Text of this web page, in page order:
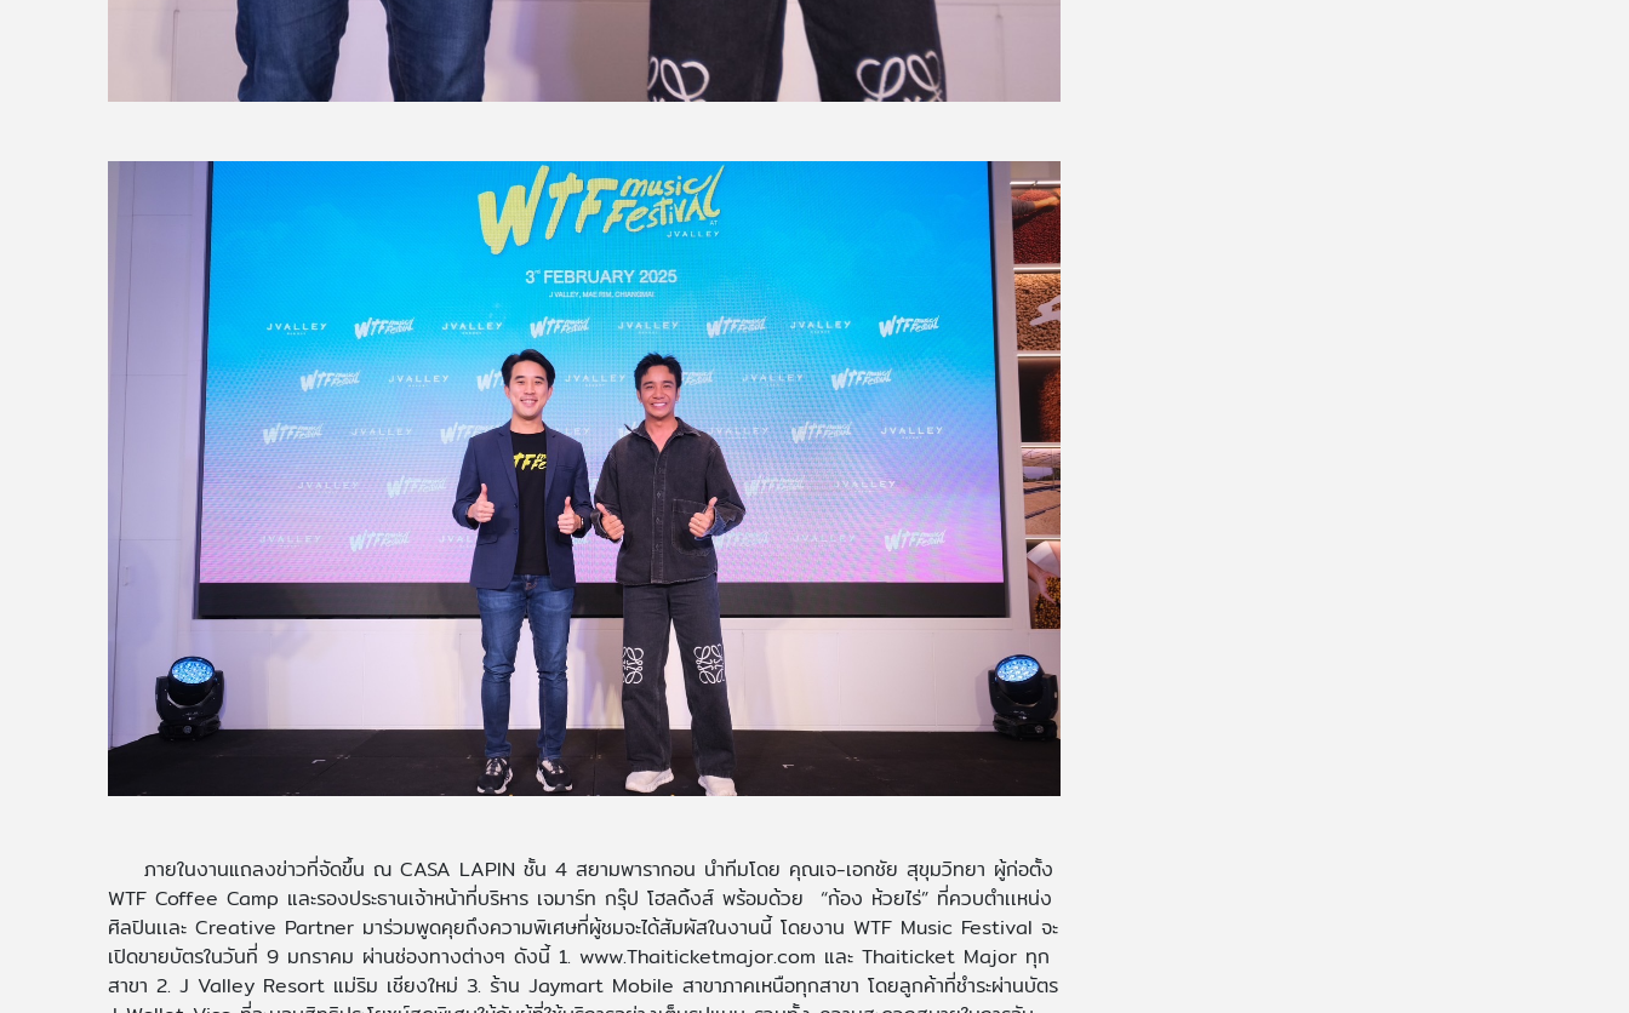
ภายในงานแถลงข่าวที่จัดขึ้น ณ CASA LAPIN ชั้น 4 สยามพารากอน นำทีมโดย คุณเจ-เอกชัย สุขุมวิทยา ผู้ก่อตั้ง
WTF Coffee Camp และรองประธานเจ้าหน้าที่บริหาร เจมาร์ท กรุ๊ป โฮลดิ้งส์ พร้อมด้วย “ก้อง ห้วยไร่” ที่ควบตำเเหน่ง
ศิลปินเเละ Creative Partner มาร่วมพูดคุยถึงความพิเศษที่ผู้ชมจะได้สัมผัสในงานนี้ โดยงาน WTF Music Festival จะ
เปิดขายบัตรในวันที่ 9 มกราคม ผ่านช่องทางต่างๆ ดังนี้ 1. www.Thaiticketmajor.com และ Thaiticket Major ทุก
สาขา 2. J Valley Resort แม่ริม เชียงใหม่ 3. ร้าน Jaymart Mobile สาขาภาคเหนือทุกสาขา โดยลูกค้าที่ชำระผ่านบัตร